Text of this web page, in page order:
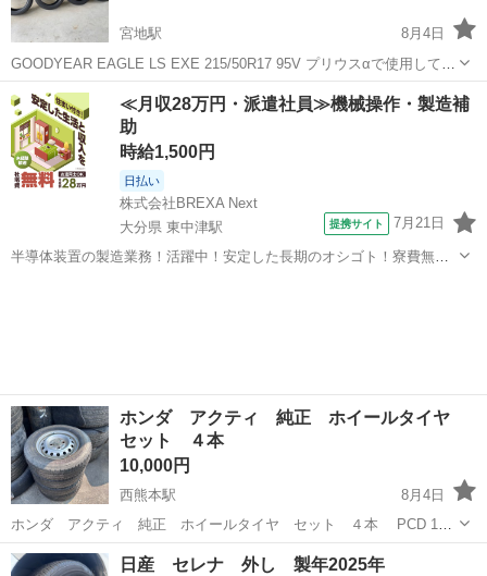
宮地駅
8月4日
GOODYEAR EAGLE LS EXE 215/50R17 95V プリウスαで使用してま
した。 写真に写ってる物が全てです。 まだまだ使えそうです。 価格
は1本あたりの金額です。 4本ありますが、1本はパンク...
熊本 阿蘇市 宮地駅 タイヤ、ホイール
≪月収28万円・派遣社員≫機械操作・製造補
助
時給1,500円
日払い
株式会社BREXA Next
大分県 東中津駅
提携サイト 7月21日
半導体装置の製造業務！活躍中！安定した長期のオシゴト！寮費無料
ホンダ アクティ 純正 ホイールタイヤ
セット ４本
10,000円
西熊本駅
8月4日
ホンダ アクティ 純正 ホイールタイヤ セット ４本 PCD 100
ホイールキズあります
熊本 熊本市 西熊本駅 タイヤ、ホイール ホイール
日産 セレナ 外し 製年2025年